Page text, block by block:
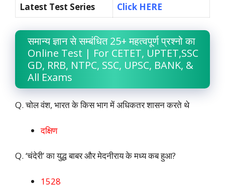
Latest Test Series Click HERE
समान्य ज्ञान से सम्बंधित 25+ महत्वपूर्ण प्रश्नो का
Online Test | For CETET, UPTET,SSC
GD, RRB, NTPC, SSC, UPSC, BANK, &
All Exams
Q. चोल वंश, भारत के किस भाग में अधिकतर शासन करते थे
दक्षिण
Q. ‘चंदेरी’ का युद्ध बाबर और मेदनीराय के मध्य कब हुआ?
1528